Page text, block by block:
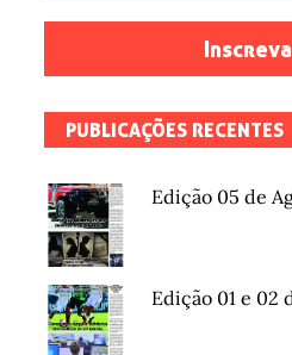
PUBLICAÇÕES RECENTES
Edição 05 de
Edição 01 e 02